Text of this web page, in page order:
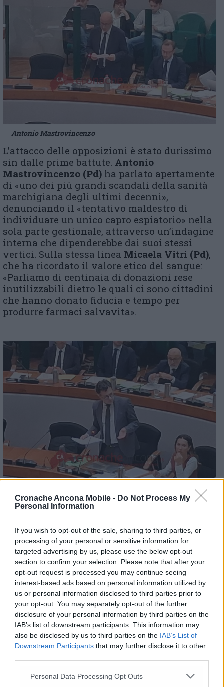
Cronache Ancona Mobile - Do Not Process My
Personal Information
If you wish to opt-out of the sale, sharing to third parties, or
processing of your personal or sensitive information for
targeted advertising by us, please use the below opt-out
section to confirm your selection. Please note that after your
opt-out request is processed you may continue seeing
interest-based ads based on personal information utilized by
us or personal information disclosed to third parties prior to
your opt-out. You may separately opt-out of the further
disclosure of your personal information by third parties on the
IAB’s list of downstream participants. This information may
also be disclosed by us to third parties on the IAB’s List of
Downstream Participants that may further disclose it to other
Personal Data Processing Opt Outs
Antonio Mastrovincenzo
L’attacco delle opposizioni è stato durissimo
sin dalle prime battute. Antonio
Mastrovincenzo (Pd) ha parlato apertamente
di «uno dei più grandi scandali della sanità
marchigiana degli ultimi decenni»,
denunciando il «tentativo maldestro di
individuare un unico capro espiatorio» nella
sola parte gestionale, attraverso un’indagine
interna che dipenderebbe dai suoi stessi
vertici. Sulla stessa linea Micaela Vitri (Pd),
che ha ricordato il valore etico del sangue:
«Parliamo di centinaia di donazioni rese
inutilizzabili dietro le quali ci sono cittadini
che hanno donato fiducia e tempo per
produrre farmaci salvavita».
Andrea Nobili
PerAndrea Nobili (Alleanza Verdi Sinistra)
questione ha assunto una rilevanza
istituzionale superiore al caso specifico:
«Bocciando questa commissione il Consiglio
Regionale sfiducia sé stesso. Se passa il
principio secondo cui la commissione interna
della Giunta sostituisce il controllo
consiliare, significa accettare che l’esecutivo
verifichi se stesso». AncheMichele Caporossi
(Progetto Marche Vive)ha esortato la
maggioranza a non fuggire: «La commissione